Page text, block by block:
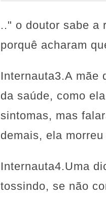
.." o doutor sabe a
porquê acharam
Internauta3.A mãe
da saúde, como
sintomas, mas
demais, ela
Internauta4.Uma
tossindo, se não